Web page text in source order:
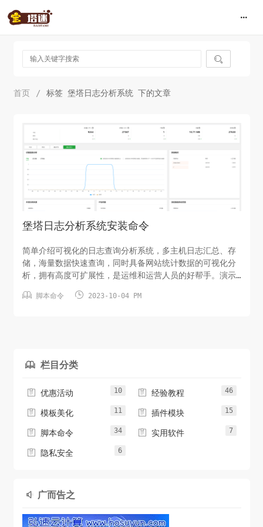

首页 / 标签 堡塔日志分析系统 下的文章
堡塔日志分析系统安装命令
简单介绍可视化的日志查询分析系统，多主机日志汇总、存
储，海量数据快速查询，同时具备网站统计数据的可视化分
析，拥有高度可扩展性，是运维和运营人员的好帮手。演示
到您的 Linux 服务器后，根据系统执行相应命令开始安装
 脚本命令  2023-10-04 PM
 栏目分类
 优惠活动 10  经验教程 46
 模板美化 11  插件模块 15
 脚本命令 34  实用软件 7
 隐私安全 6
 广而告之